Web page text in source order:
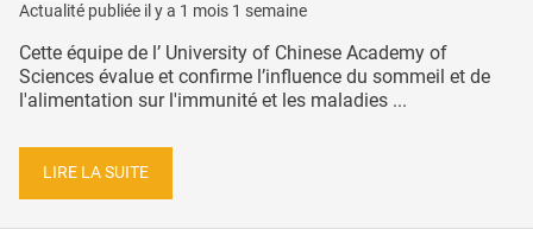
Actualité publiée il y a 1 mois 1 semaine
Cette équipe de l’ University of Chinese Academy of
Sciences évalue et confirme l’influence du sommeil et de
l'alimentation sur l'immunité et les maladies ...
LIRE LA SUITE